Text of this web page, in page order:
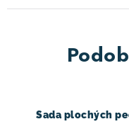
Sada plochých